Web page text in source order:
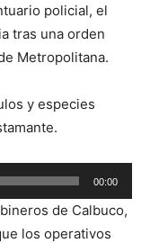
policial, el
tras una orden
Metropolitana.
y especies
00:00
de Calbuco,
los operativos